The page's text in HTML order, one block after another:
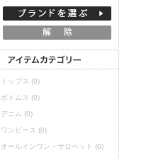
定期購読
トップス (0)
ボトムス (0)
デニム (0)
ワンピース (0)
オールインワン・サロペット (0)